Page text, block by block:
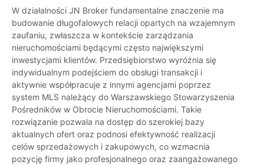
W działalności JN Broker fundamentalne znaczenie ma
budowanie długofalowych relacji opartych na wzajemnym
zaufaniu, zwłaszcza w kontekście zarządzania
nieruchomościami będącymi często największymi
inwestycjami klientów. Przedsiębiorstwo wyróżnia się
indywidualnym podejściem do obsługi transakcji i
aktywnie współpracuje z innymi agencjami poprzez
system MLS należący do Warszawskiego Stowarzyszenia
Pośredników w Obrocie Nieruchomościami. Takie
rozwiązanie pozwala na dostęp do szerokiej bazy
aktualnych ofert oraz podnosi efektywność realizacji
celów sprzedażowych i zakupowych, co wzmacnia
pozycję firmy jako profesjonalnego oraz zaangażowanego